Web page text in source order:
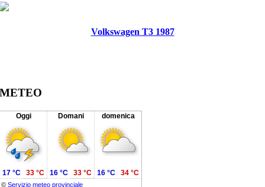
Volkswagen T3 1987
METEO
Oggi Domani domenica
©Servizio meteo provinciale
17 °C 33 °C 16 °C 33 °C 16 °C 34 °C